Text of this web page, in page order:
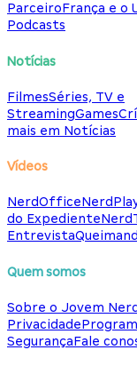
ParceiroFrança e o
Podcasts
Notícias
FilmesSéries, TV e
StreamingGames
mais em Notícias
Vídeos
NerdOffice
do Expediente
Entrevista
Quem somos
Sobre o Jovem Nerd
Privacidade
SegurançaFale